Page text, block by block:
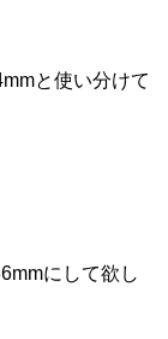
と使い分けて
にして欲し